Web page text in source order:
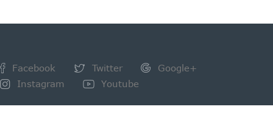
Facebook Twitter
Google+
Instagram
Youtube